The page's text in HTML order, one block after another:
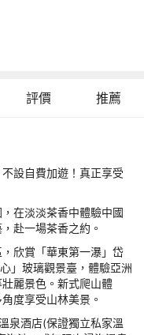
評價 推薦
設自費加遊！真正享受
在淡淡茶香中體驗中國
赴一場茶香之約。
欣賞「華東第一瀑」岱
」玻璃觀景臺，體驗亞洲
麗景色。新式爬山體
度享受山林美景。
泉酒店(保證獨立私家溫